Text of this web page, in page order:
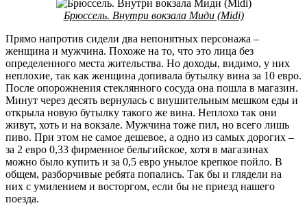
Брюссель. Внутри вокзала Миди (Midi)
Прямо напротив сидели два непонятных персонажа –
женщина и мужчина. Похоже на то, что это лица без
определенного места жительства. Но доходы, видимо, у них
неплохие, так как женщина допивала бутылку вина за 10 евро.
После опорожнения стеклянного сосуда она пошла в магазин.
Минут через десять вернулась с внушительным мешком еды и
открыла новую бутылку такого же вина. Неплохо так они
живут, хоть и на вокзале. Мужчина тоже пил, но всего лишь
пиво. При этом не самое дешевое, а одно из самых дорогих –
за 2 евро 0,33 фирменное бельгийское, хотя в магазинах
можно было купить и за 0,5 евро унылое крепкое пойло. В
общем, разборчивые ребята попались. Так бы и глядели на
них с умилением и восторгом, если бы не приезд нашего
поезда.